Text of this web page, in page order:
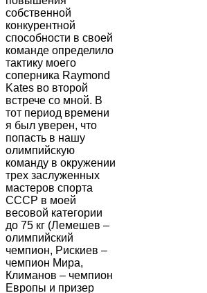
собственной
конкурентной
способности в своей
команде определило
тактику моего
соперника Raymond
Kates во второй
встрече со мной. В
тот период времени
я был уверен, что
попасть в нашу
олимпийскую
команду в окружении
трех заслуженных
мастеров спорта
СССР в моей
весовой категории
до 75 кг (Лемешев –
олимпийский
чемпион, Рискиев –
чемпион Мира,
Климанов – чемпион
Европы и призер